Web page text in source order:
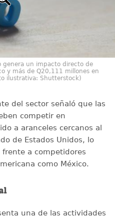
genera un impacto directo de
y más de Q20,111 millones en
ilustrativa: Shutterstock)
del sector señaló que las
competir en
a aranceles cercanos al
de Estados Unidos, lo
a competidores
como México.
una de las actividades